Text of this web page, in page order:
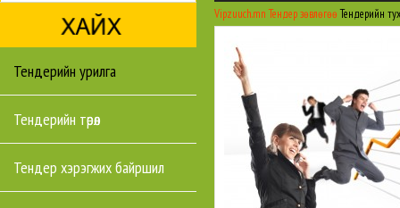
Тендерийн урилга
Тендерийн төрөл
Тендер хэрэгжих байршил
Vipzuuch.mn Тендер зөвлөгөөТендерийн